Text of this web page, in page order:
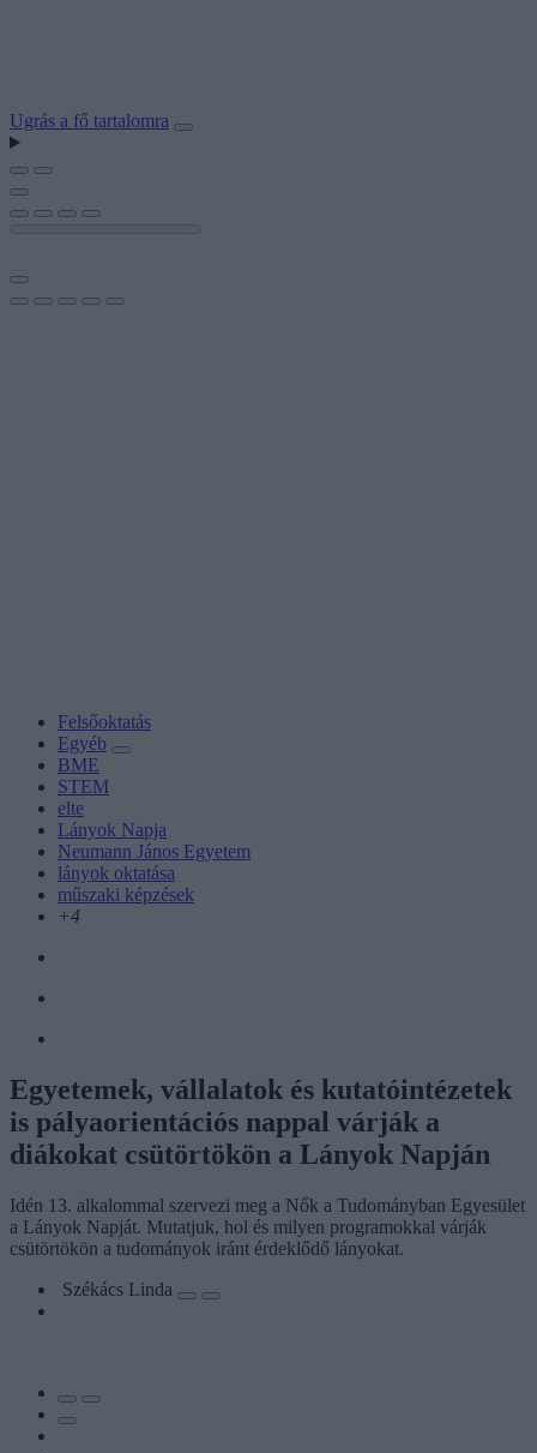
Ugrás a fő tartalomra
Felsőoktatás
Egyéb
BME
STEM
elte
Lányok Napja
Neumann János Egyetem
lányok oktatása
műszaki képzések
+4
Egyetemek, vállalatok és kutatóintézetek
is pályaorientációs nappal várják a
diákokat csütörtökön a Lányok Napján
Idén 13. alkalommal szervezi meg a Nők a Tudományban Egyesület
a Lányok Napját. Mutatjuk, hol és milyen programokkal várják
csütörtökön a tudományok iránt érdeklődő lányokat.
Székács Linda